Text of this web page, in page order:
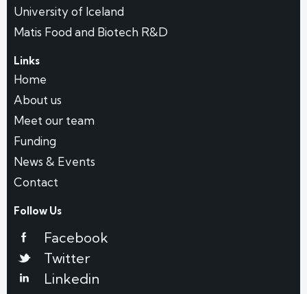
University of Iceland
Matis Food and Biotech R&D
Links
Home
About us
Meet our team
Funding
News & Events
Contact
Follow Us
Facebook
Twitter
Linkedin